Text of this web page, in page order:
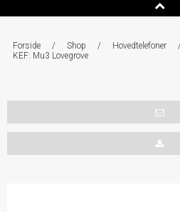
Forside / Shop / Hovedtelefoner
KEF: Mu3 Lovegrove